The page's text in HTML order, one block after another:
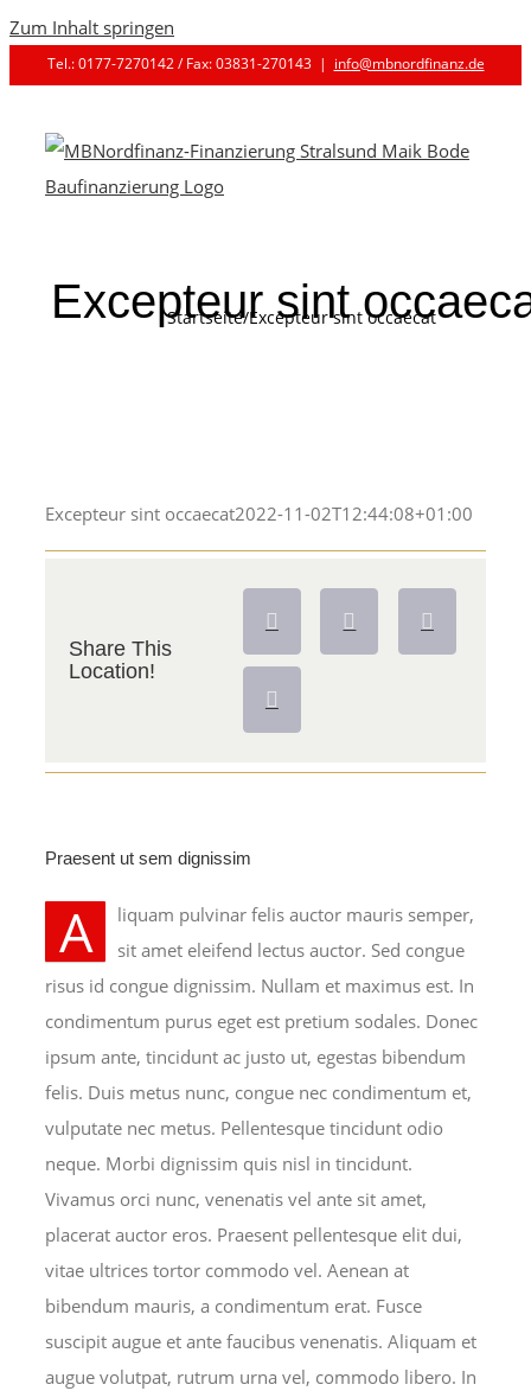
Zum Inhalt springen
Tel.: 0177-7270142 / Fax: 03831-270143 | info@mbnordfinanz.de
Excepteur sint
Startseite/Excepteur sint occaecat
Excepteur sint occaecat2022-11-02T12:44:08+01:00
Share This
Location!
Praesent ut sem dignissim
A
liquam pulvinar felis auctor mauris semper,
sit amet eleifend lectus auctor. Sed congue
risus id congue dignissim. Nullam et maximus est. In
condimentum purus eget est pretium sodales. Donec
ipsum ante, tincidunt ac justo ut, egestas bibendum
felis. Duis metus nunc, congue nec condimentum et,
vulputate nec metus. Pellentesque tincidunt odio
neque. Morbi dignissim quis nisl in tincidunt.
Vivamus orci nunc, venenatis vel ante sit amet,
placerat auctor eros. Praesent pellentesque elit dui,
vitae ultrices tortor commodo vel. Aenean at
bibendum mauris, a condimentum erat. Fusce
suscipit augue et ante faucibus venenatis. Aliquam et
augue volutpat, rutrum urna vel, commodo libero. In